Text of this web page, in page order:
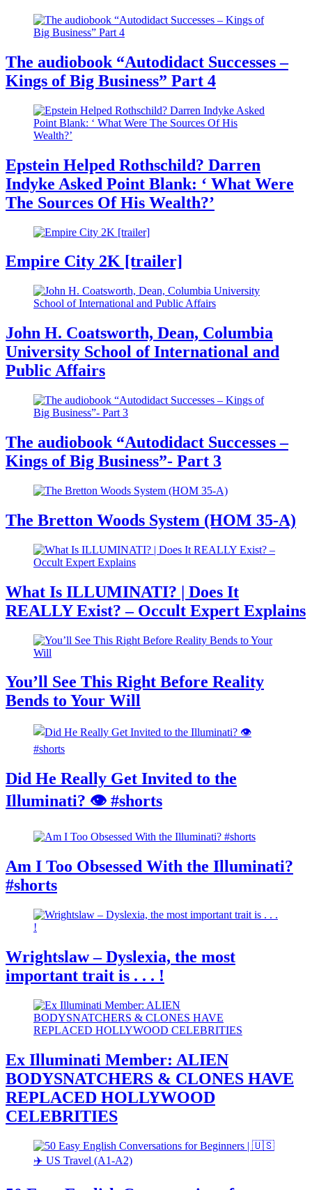
The audiobook “Autodidact Successes –
Kings of Big Business” Part 4
Epstein Helped Rothschild? Darren
Indyke Asked Point Blank: ‘ What Were
The Sources Of His Wealth?’
Empire City 2K [trailer]
John H. Coatsworth, Dean, Columbia
University School of International and
Public Affairs
The audiobook “Autodidact Successes –
Kings of Big Business”- Part 3
The Bretton Woods System (HOM 35-A)
What Is ILLUMINATI? | Does It
REALLY Exist? – Occult Expert Explains
You’ll See This Right Before Reality
Bends to Your Will
Did He Really Get Invited to the
Illuminati? 👁️ #shorts
Am I Too Obsessed With the Illuminati?
#shorts
Wrightslaw – Dyslexia, the most
important trait is . . . !
Ex Illuminati Member: ALIEN
BODYSNATCHERS & CLONES HAVE
REPLACED HOLLYWOOD
CELEBRITIES